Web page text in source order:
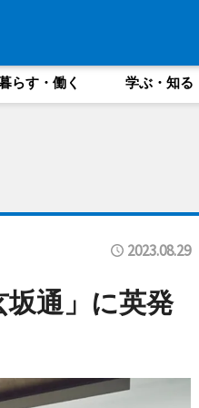
らす・働く 学ぶ・知る
2023.08.29
通」に英発